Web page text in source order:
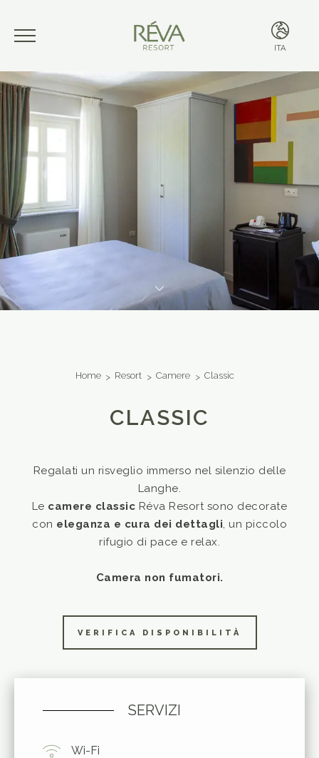
ITA
ITA
Home Resort Camere Classic
CLASSIC
Regalati un risveglio immerso nel silenzio delle
Langhe.
Le camere classic Réva Resort sono decorate
con eleganza e cura dei dettagli, un piccolo
rifugio di pace e relax.
Camera non fumatori.
VERIFICA DISPONIBILITÀ
SERVIZI
Wi-Fi